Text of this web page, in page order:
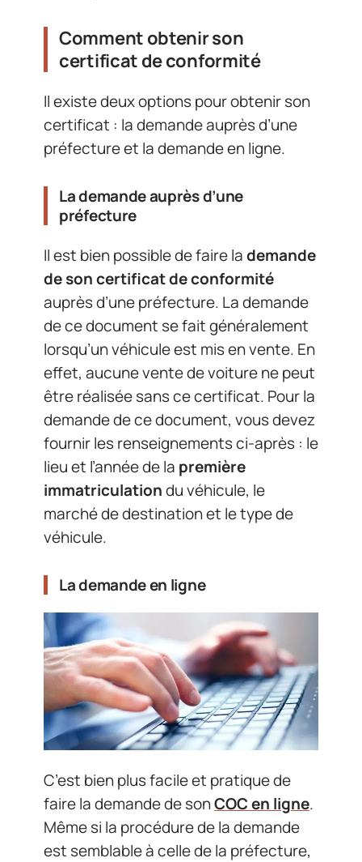
Comment obtenir son
certificat de conformité
Il existe deux options pour obtenir son
certificat : la demande auprès d’une
préfecture et la demande en ligne.
La demande auprès d’une
préfecture
Il est bien possible de faire lademande
de son certificat de conformité
auprès d’une préfecture. La demande
de ce document se fait généralement
lorsqu’un véhicule est mis en vente. En
effet, aucune vente de voiture ne peut
être réalisée sans ce certificat. Pour la
demande de ce document, vous devez
fournir les renseignements ci-après : le
lieu et l’année de la première
immatriculationdu véhicule, le
marché de destination et le type de
véhicule.
La demande en ligne
C’est bien plus facile et pratique de
faire la demande de sonCOC en ligne.
Même si la procédure de la demande
est semblable à celle de la préfecture,